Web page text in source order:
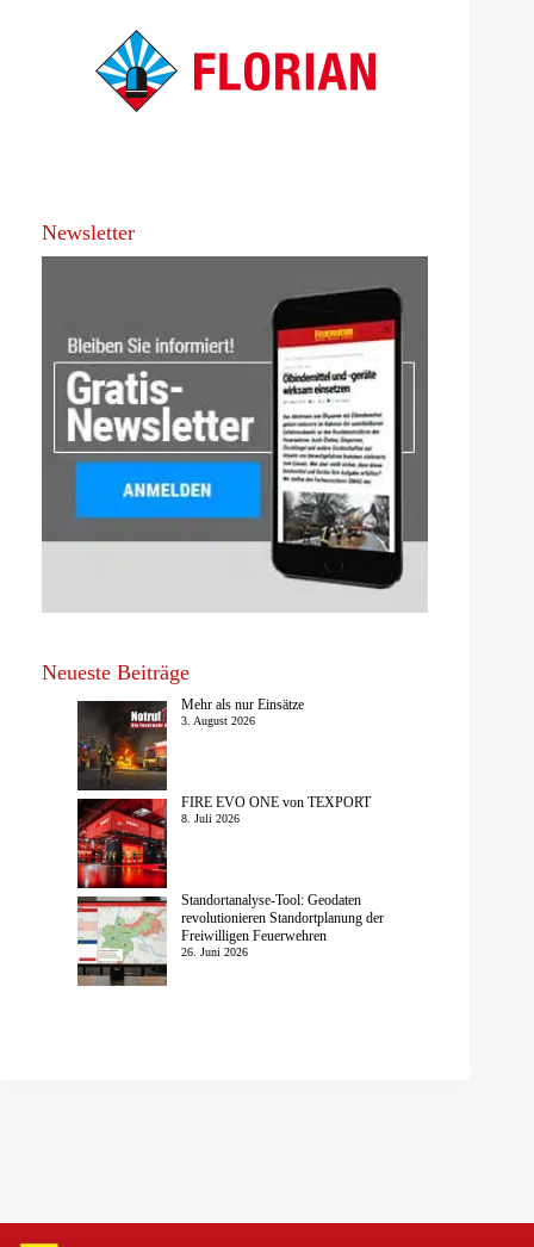
Newsletter
Neueste Beiträge
Mehr als nur Einsätze
3. August 2026
FIRE EVO ONE von TEXPORT
8. Juli 2026
Standortanalyse-Tool: Geodaten
revolutionieren Standortplanung der
Freiwilligen Feuerwehren
26. Juni 2026